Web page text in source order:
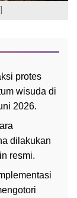
protes
wisuda di
2026.
dilakukan
resmi.